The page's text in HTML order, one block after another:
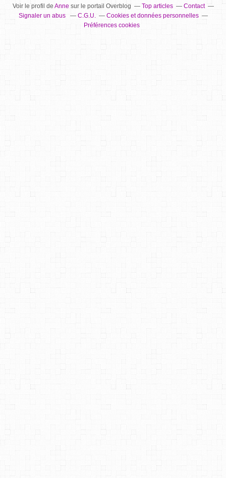
Voir le profil de Annesur le portail Overblog Top articles
Contact
Signaler un abus
C.G.U.
Cookies et données personnelles
Préférences cookies